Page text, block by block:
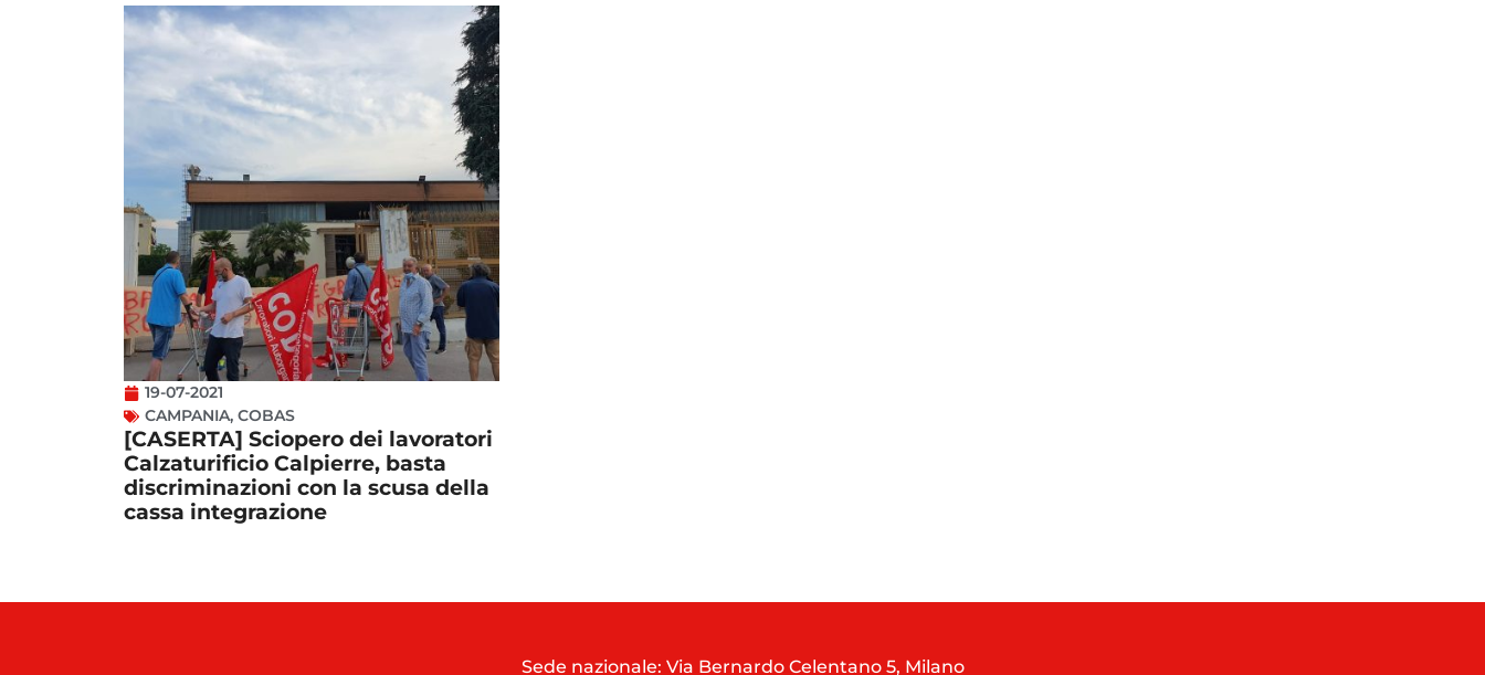
19-07-2021
CAMPANIA, COBAS
[CASERTA] Sciopero dei lavoratori
Calzaturificio Calpierre, basta
discriminazioni con la scusa della
cassa integrazione
Sede nazionale: Via Bernardo Celentano 5, Milano